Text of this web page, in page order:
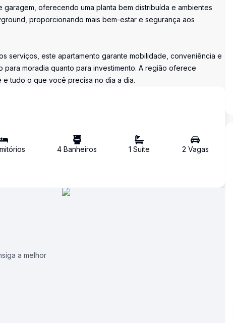
oferecendo uma planta bem distribuída e ambientes
proporcionando mais bem-estar e segurança aos
serviços, este apartamento garante mobilidade, conveniência e
moradia quanto para investimento. A região oferece
e tudo o que você precisa no dia a dia.
s 4 Banheiros 1 Suíte 2 Vagas
a melhor